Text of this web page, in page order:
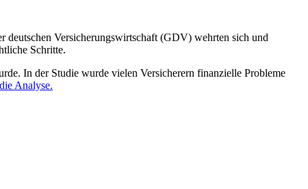
deutschen Versicherungswirtschaft (GDV) wehrten sich und
Schritte.
In der Studie wurde vielen Versicherern finanzielle Probleme
Analyse.